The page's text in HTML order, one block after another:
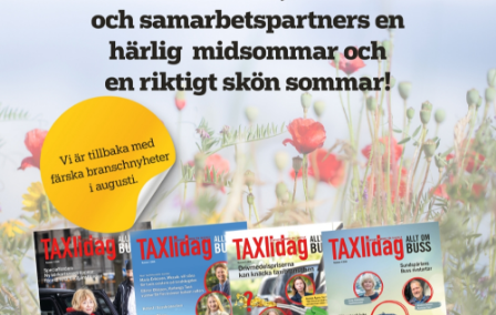
Cathrin byter från hamnar till
bussar
NYHETER 11 juni 2026
Nytt taxiföretag i Sigtuna
NYHETER 11 juni 2026
Nytt taxibolag i Borlänge
NYHETER 11 juni 2026